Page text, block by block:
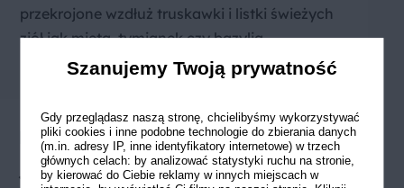
przekrojone wzdłuż truskawki i listki świeżych
ziół jak mięta, tymianek czy bazylia.
Porada Szefa
Jak ubić pianę z białek, żeby nie opadła?
Szanujemy Twoją prywatność
Gdy przeglądasz naszą stronę, chcielibyśmy wykorzystywać
pliki cookies i inne podobne technologie do zbierania danych
(m.in. adresy IP, inne identyfikatory internetowe) w trzech
głównych celach: by analizować statystyki ruchu na stronie,
by kierować do Ciebie reklamy w innych miejscach w